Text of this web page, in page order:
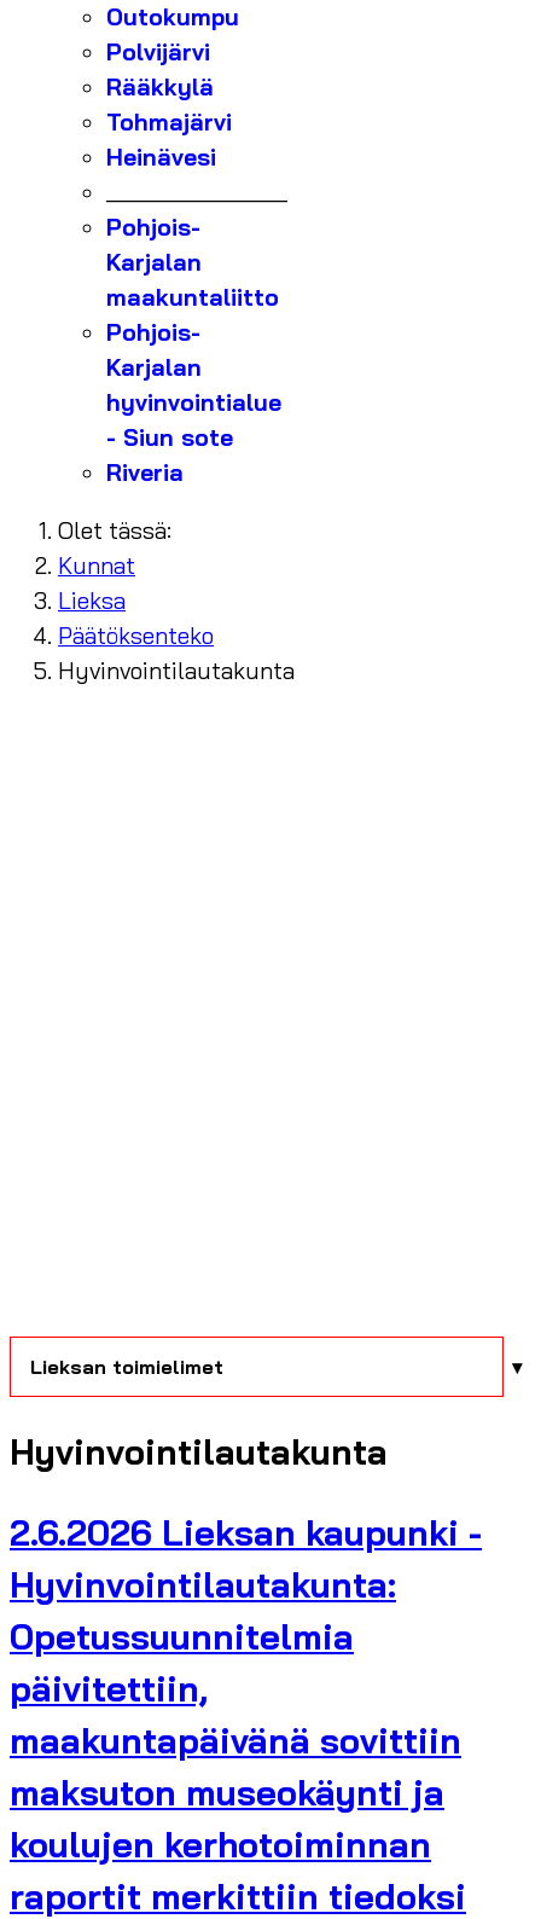
Outokumpu
Polvijärvi
Rääkkylä
Tohmajärvi
Heinävesi
Pohjois-
Karjalan
maakuntaliitto
Pohjois-
Karjalan
hyvinvointialue
- Siun sote
Riveria
Olet tässä:
Kunnat
Lieksa
Päätöksenteko
Hyvinvointilautakunta
Lieksan toimielimet
Hyvinvointilautakunta
2.6.2026 Lieksan kaupunki -
Hyvinvointilautakunta:
Opetussuunnitelmia
päivitettiin,
maakuntapäivänä sovittiin
maksuton museokäynti ja
koulujen kerhotoiminnan
raportit merkittiin tiedoksi